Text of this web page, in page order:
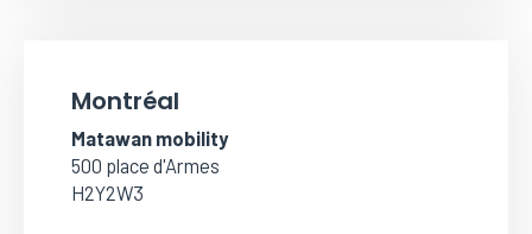
Montréal
Matawan mobility
500 place d'Armes
H2Y2W3